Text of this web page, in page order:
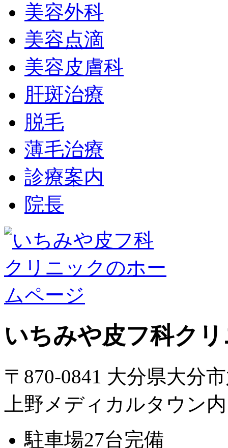
美容外科
美容点滴
美容皮膚科
肝斑治療
脱毛
薄毛治療
診療案内
院長
いちみや皮フ科ク
〒870-0841 大分県大分
上野メディカルタウン内
駐車場27台完備